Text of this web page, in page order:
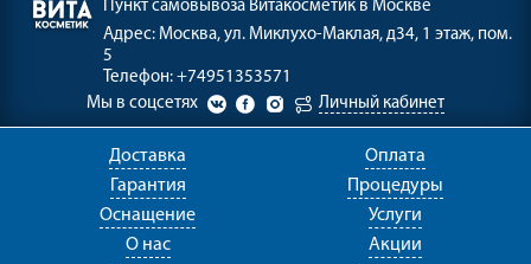
Пункт самовывоза Витакосметик в Москве
Адрес: Москва, ул. Миклухо-Маклая, д34, 1 этаж, пом.
5
Телефон: +74951353571
Мы в соцсетях
Личный кабинет
Доставка
Оплата
Гарантия
Процедуры
Оснащение
Услуги
О нас
Акции